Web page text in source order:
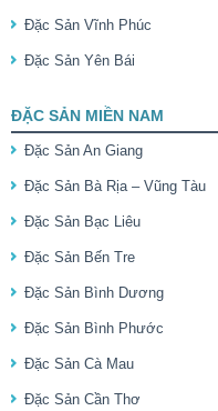
Đặc Sản Vĩnh Phúc
Đặc Sản Yên Bái
ĐẶC SẢN MIỀN NAM
Đặc Sản An Giang
Đặc Sản Bà Rịa – Vũng Tàu
Đặc Sản Bạc Liêu
Đặc Sản Bến Tre
Đặc Sản Bình Dương
Đặc Sản Bình Phước
Đặc Sản Cà Mau
Đặc Sản Cần Thơ